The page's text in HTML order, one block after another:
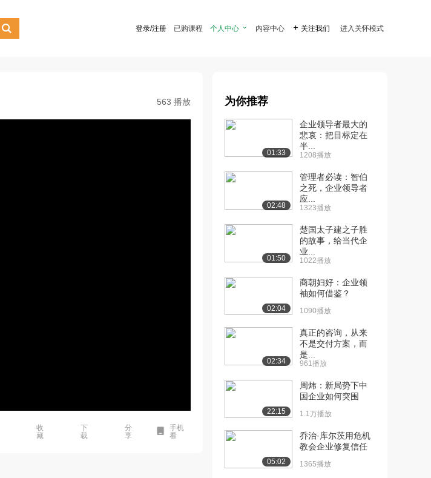
 登录/注册 已购课程 个人中心  内容中心  关注我们 进入关怀模式
563 播放
收
藏
下
载
分
享
手机
看
为你推荐
01:33
企业领导者最大的
悲哀：把目标定在
半...
1208播放
02:48
管理者必读：智伯
之死，企业领导者
应...
1323播放
01:50
楚国太子建之子胜
的故事，给当代企
业...
1022播放
02:04
商朝妇好：企业领
袖如何借鉴？
1090播放
02:34
真正的咨询，从来
不是交付方案，而
是...
961播放
22:15
周炜：新局势下中
国企业如何突围
1.1万播放
05:02
乔治·库尔茨用危机
教会企业修复信任
1365播放